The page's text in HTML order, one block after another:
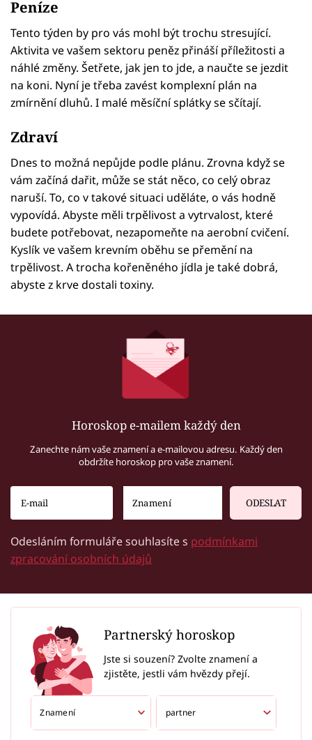
Peníze
Tento týden by pro vás mohl být trochu stresující.
Aktivita ve vašem sektoru peněz přináší příležitosti a
náhlé změny. Šetřete, jak jen to jde, a naučte se jezdit
na koni. Nyní je třeba zavést komplexní plán na
zmírnění dluhů. I malé měsíční splátky se sčítají.
Zdraví
Dnes to možná nepůjde podle plánu. Zrovna když se
vám začíná dařit, může se stát něco, co celý obraz
naruší. To, co v takové situaci uděláte, o vás hodně
vypovídá. Abyste měli trpělivost a vytrvalost, které
budete potřebovat, nezapomeňte na aerobní cvičení.
Kyslík ve vašem krevním oběhu se přemění na
trpělivost. A trocha kořeněného jídla je také dobrá,
abyste z krve dostali toxiny.
Horoskop e-mailem každý den
Zanechte nám vaše znamení a e-mailovou adresu. Každý den
obdržíte horoskop pro vaše znamení.
ODESLAT
Odesláním formuláře souhlasíte s podmínkami
zpracování osobních údajů
Partnerský horoskop
Jste si souzení? Zvolte znamení a
zjistěte, jestli vám hvězdy přejí.